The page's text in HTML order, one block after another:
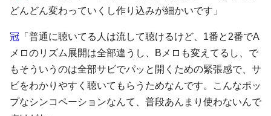
どんどん変わっていくし作り込みが細かいです」
冠 「普通に聴いてる人は流して聴けるけど、1番と2番でA
メロのリズム展開は全部違うし、Bメロも変えてるし、で
もそういうのは全部サビでパッと開くための緊張感で、サ
ビをわかりやすく聴いてもらうためなんです。こんなポッ
プなシンコペーションなんて、普段あんまり使わないんで